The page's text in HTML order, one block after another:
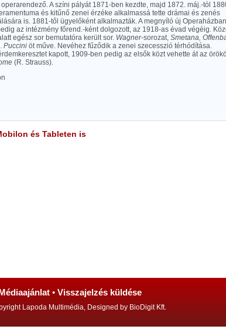
A színi pályát 1871-ben kezdte, majd 1872. máj.-tól
és kitűnő zenei érzéke alkalmassá tette drámai és zenés
is. 1881-től ügyelőként alkalmazták. A megnyíló új
az intézmény főrend.-ként dolgozott, az 1918-as évad végéig.
egész sor bemutatóra került sor. Wagner-sorozat, Smetana,
Puccini öt műve. Nevéhez fűződik a zenei szecesszió térhódítása.
kapott, 1909-ben pedig az elsők közt vehette át az
(R. Strauss).
és Tableten is
• Visszajelzés küldése
Lapoda Multimédia, Designed by BioDigit Kft.